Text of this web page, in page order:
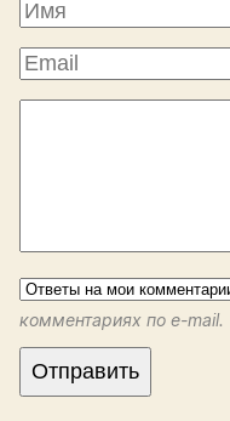
комментариях по e-mail.